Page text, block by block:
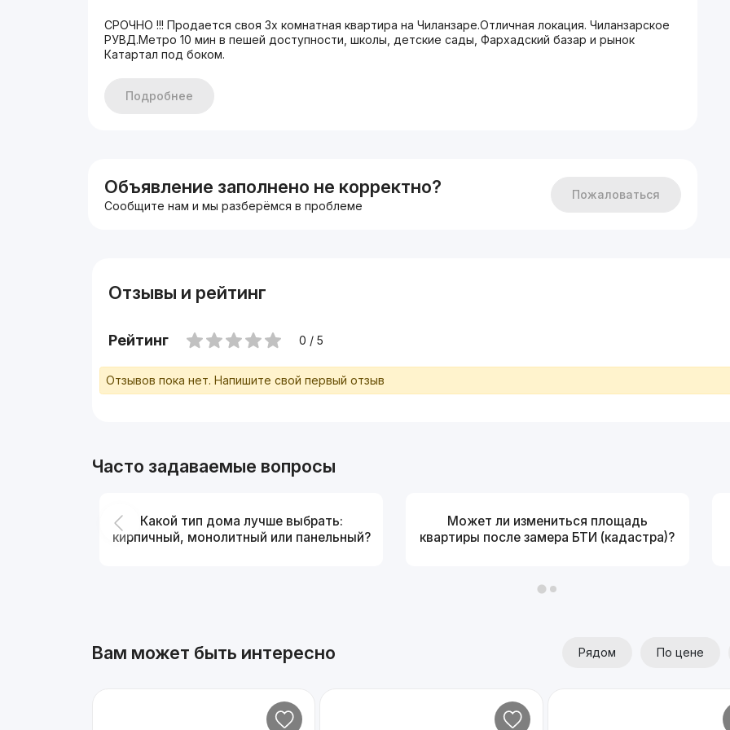
СРОЧНО !!! Продается своя 3х комнатная квартира на Чиланзаре.Отличная локация. Чиланзарское
РУВД.Метро 10 мин в пешей доступности, школы, детские сады, Фархадский базар и рынок
Катартал под боком.
Подробнее
Объявление заполнено не корректно?
Сообщите нам и мы разберёмся в проблеме
Пожаловаться
Отзывы и рейтинг
Рейтинг 0 / 5
Отзывов пока нет. Напишите свой первый отзыв
Часто задаваемые вопросы
Какой тип дома лучше выбрать:
кирпичный, монолитный или панельный?
Может ли измениться площадь
квартиры после замера БТИ (кадастра)?
Вам может быть интересно Рядом По цене